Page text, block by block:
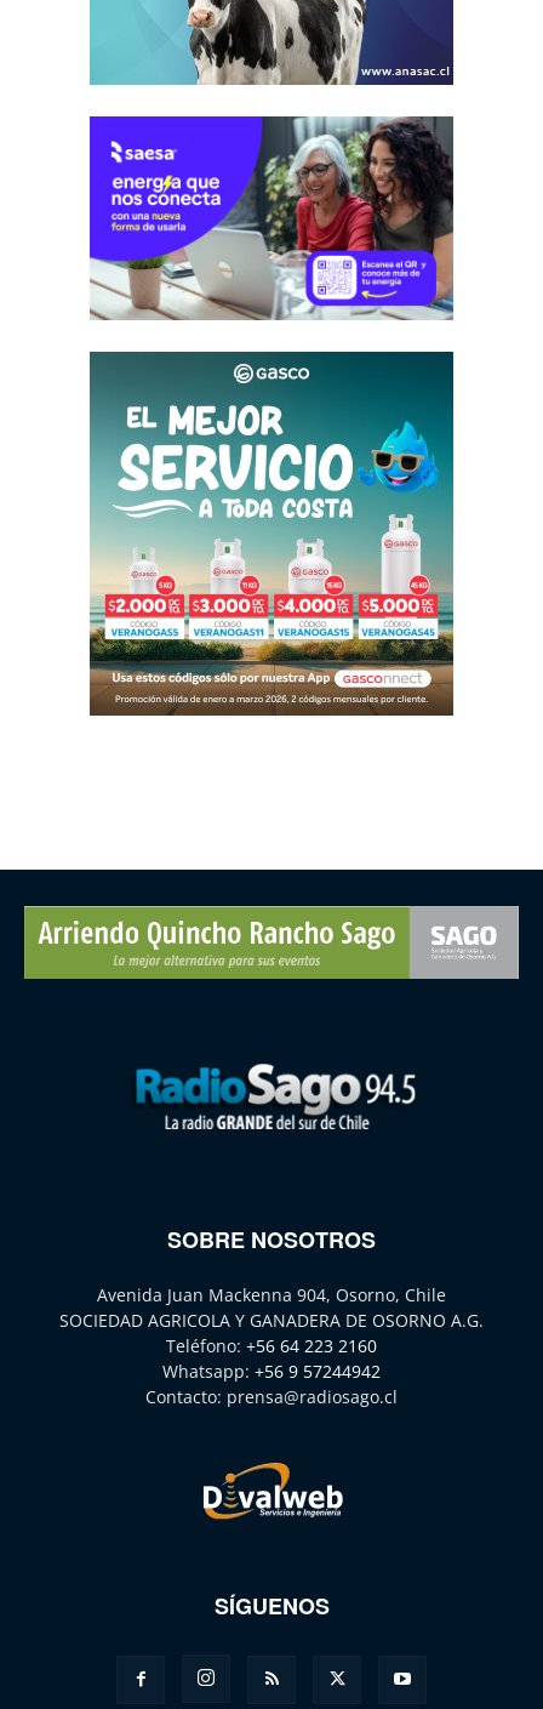
SOBRE NOSOTROS
Avenida Juan Mackenna 904, Osorno, Chile
SOCIEDAD AGRICOLA Y GANADERA DE OSORNO A.G.
Teléfono: +56 64 223 2160
Whatsapp: +56 9 57244942
Contacto: prensa@radiosago.cl
SÍGUENOS